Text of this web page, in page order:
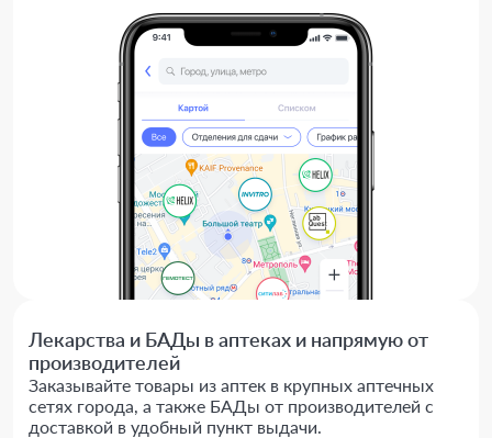
Лекарства и БАДы в аптеках и напрямую от
производителей
Заказывайте товары из аптек в крупных аптечных
сетях города, а также БАДы от производителей с
доставкой в удобный пункт выдачи.